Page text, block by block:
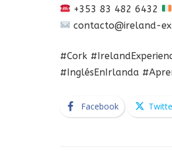
+353 83 482 6432
contacto@ireland-
#Cork
#InglésEnIrlanda
Facebook